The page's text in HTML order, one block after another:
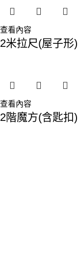
查看內容
2米拉尺(屋子形)
查看內容
2階魔方(含匙扣)